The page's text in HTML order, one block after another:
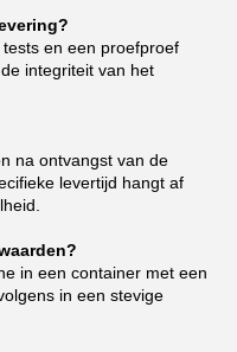
en een proefproef
integriteit van het
na ontvangst van de
levertijd hangt af
in een container met een
in een stevige